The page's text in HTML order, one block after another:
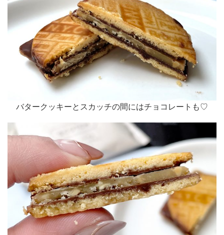
バタークッキーとスカッチの間にはチョコレートも♡